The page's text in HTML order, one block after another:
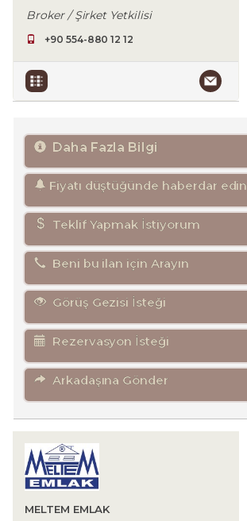
Broker / Şirket Yetkilisi
+90 554-880 12 12
Daha Fazla Bilgi
Fiyatı düştüğünde haberdar edin
Teklif Yapmak İstiyorum
Beni bu ilan için Arayın
Görüş Gezisi İsteği
Rezervasyon İsteği
Arkadaşına Gönder
MELTEM EMLAK